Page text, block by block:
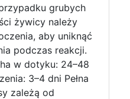
grubych
żywicy należy
aby uniknąć
podczas reakcji.
w dotyku: 24–48
3–4 dni Pełna
zależą od